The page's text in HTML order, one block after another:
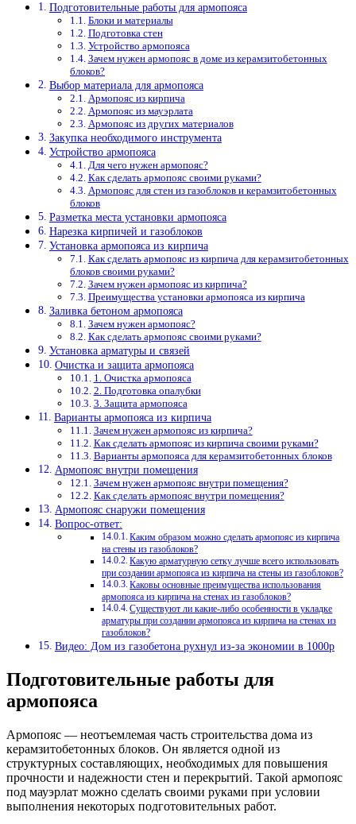
Подготовительные работы для армопояса
Блоки и материалы
Подготовка стен
Устройство армопояса
Зачем нужен армопояс в доме из керамзитобетонных
блоков?
Выбор материала для армопояса
Армопояс из кирпича
Армопояс из мауэрлата
Армопояс из других материалов
Закупка необходимого инструмента
Устройство армопояса
Для чего нужен армопояс?
Как сделать армопояс своими руками?
Армопояс для стен из газоблоков и керамзитобетонных
блоков
Разметка места установки армопояса
Нарезка кирпичей и газоблоков
Установка армопояса из кирпича
Как сделать армопояс из кирпича для керамзитобетонных
блоков своими руками?
Зачем нужен армопояс из кирпича?
Преимущества установки армопояса из кирпича
Заливка бетоном армопояса
Зачем нужен армопояс?
Как сделать армопояс своими руками?
Установка арматуры и связей
Очистка и защита армопояса
1. Очистка армопояса
2. Подготовка опалубки
3. Защита армопояса
Варианты армопояса из кирпича
Зачем нужен армопояс из кирпича?
Как сделать армопояс из кирпича своими руками?
Варианты армопояса для керамзитобетонных блоков
Армопояс внутри помещения
Зачем нужен армопояс внутри помещения?
Как сделать армопояс внутри помещения?
Армопояс снаружи помещения
Вопрос-ответ:
Каким образом можно сделать армопояс из кирпича
на стены из газоблоков?
Какую арматурную сетку лучше всего использовать
при создании армопояса из кирпича на стены из газоблоков?
Каковы основные преимущества использования
армопояса из кирпича на стенах из газоблоков?
Существуют ли какие-либо особенности в укладке
арматуры при создании армопояса из кирпича на стенах из
газоблоков?
Видео: Дом из газобетона рухнул из-за экономии в 1000р
Подготовительные работы для
армопояса
Армопояс — неотъемлемая часть строительства дома из
керамзитобетонных блоков. Он является одной из
структурных составляющих, необходимых для повышения
прочности и надежности стен и перекрытий. Такой армопояс
под мауэрлат можно сделать своими руками при условии
выполнения некоторых подготовительных работ.